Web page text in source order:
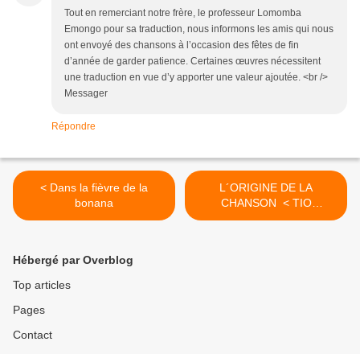
Tout en remerciant notre frère, le professeur Lomomba
Emongo pour sa traduction, nous informons les amis qui nous
ont envoyé des chansons à l’occasion des fêtes de fin
d’année de garder patience. Certaines œuvres nécessitent
une traduction en vue d’y apporter une valeur ajoutée. <br />
Messager
Répondre
< Dans la fièvre de la
bonana
L´ORIGINE DE LA
CHANSON < TIO
ANTÓNIO> (ONCLE
Hébergé par Overblog
Top articles
Pages
Contact